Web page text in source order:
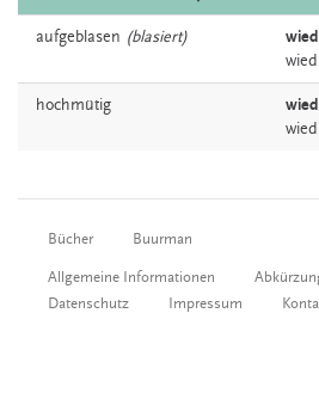
aufgeblasen (blasiert)
hochmütig
Bücher Buurman
Allgemeine Informationen
Datenschutz
Impressum